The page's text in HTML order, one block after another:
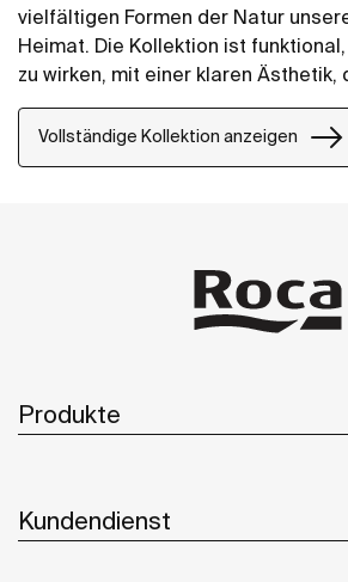
vielfältigen Formen der Natur
Heimat. Die Kollektion ist
zu wirken, mit einer klaren Ästhetik,
diejenigen gedacht, die die Kraft
Landschaften genießen.
Vollständige Kollektion anzeigen
Produkte
Kundendienst